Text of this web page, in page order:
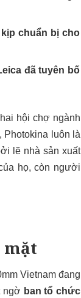
chuẩn bị cho
đã tuyên bố
hội chợ ngành
Photokina luôn là
lẽ nhà sản xuất
họ, còn người
mặt
Vietnam đang
ngờ ban tổ chức